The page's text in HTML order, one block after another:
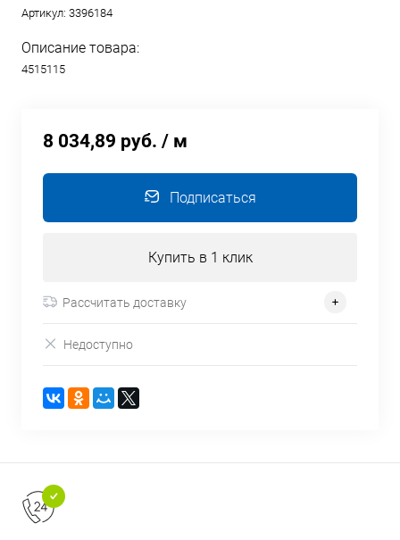
Артикул: 3396184
Описание товара:
4515115
8 034,89 руб. / м
Подписаться
Купить в 1 клик
Рассчитать доставку
Недоступно